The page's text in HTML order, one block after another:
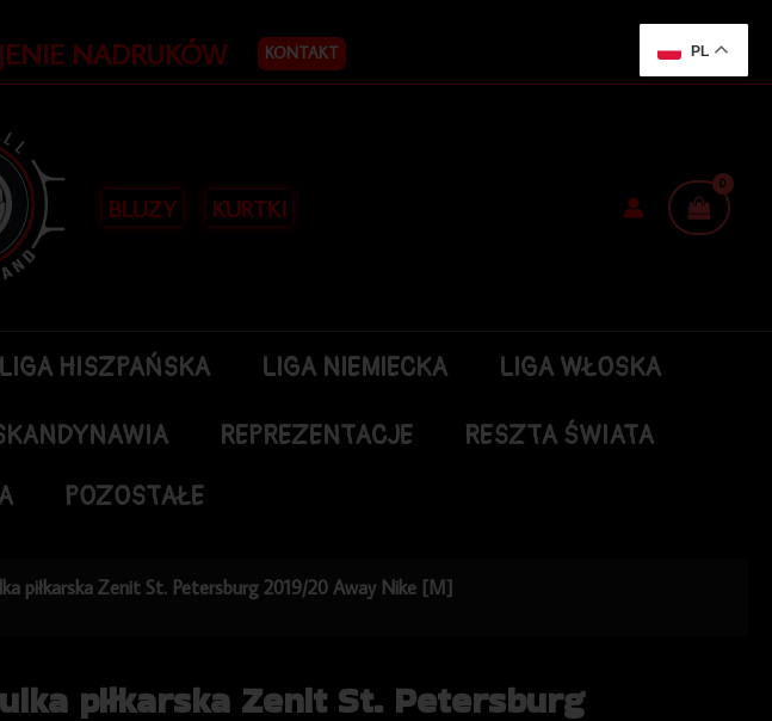
NADRUKÓW KONTAKT
BLUZY KURTKI
LIGA HISZPAŃSKA LIGA NIEMIECKA LIGA WŁOSKA
REPREZENTACJE
RESZTA ŚWIATA
POZOSTAŁE
piłkarska Zenit St. Petersburg 2019/20 Away Nike [M]
piłkarska Zenit St. Petersburg
PL